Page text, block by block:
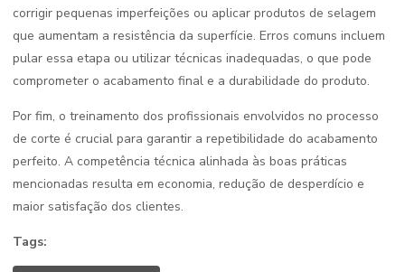
corrigir pequenas imperfeições ou aplicar produtos de selagem
que aumentam a resistência da superfície. Erros comuns incluem
pular essa etapa ou utilizar técnicas inadequadas, o que pode
comprometer o acabamento final e a durabilidade do produto.
Por fim, o treinamento dos profissionais envolvidos no processo
de corte é crucial para garantir a repetibilidade do acabamento
perfeito. A competência técnica alinhada às boas práticas
mencionadas resulta em economia, redução de desperdício e
maior satisfação dos clientes.
Tags: